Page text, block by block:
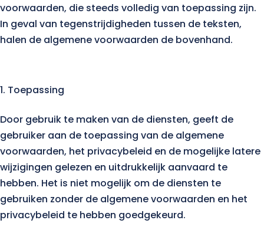
voorwaarden, die steeds volledig van toepassing zijn.
In geval van tegenstrijdigheden tussen de teksten,
halen de algemene voorwaarden de bovenhand.
Toepassing
Door gebruik te maken van de diensten, geeft de
gebruiker aan de toepassing van de algemene
voorwaarden, het privacybeleid en de mogelijke latere
wijzigingen gelezen en uitdrukkelijk aanvaard te
hebben. Het is niet mogelijk om de diensten te
gebruiken zonder de algemene voorwaarden en het
privacybeleid te hebben goedgekeurd.